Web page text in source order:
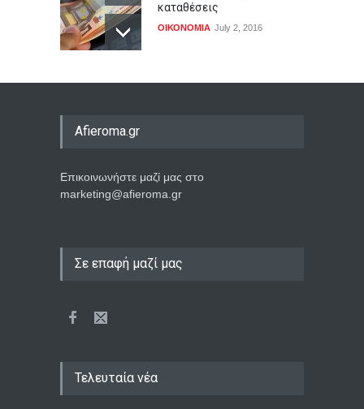
καταθέσεις
ΟΙΚΟΝΟΜΙΑ July 2, 2016
Afieroma.gr
Επικοινωνήστε μαζί μας στο
marketing@afieroma.gr
Σε επαφή μαζί μας
Τελευταία νέα